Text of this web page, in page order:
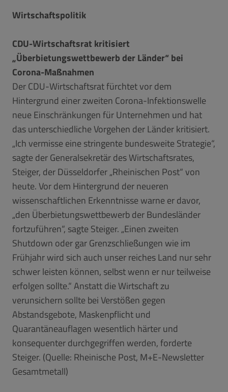
Wirtschaftspolitik
CDU-Wirtschaftsrat kritisiert
„Überbietungswettbewerb der Länder“ bei
Corona-Maßnahmen
Der CDU-Wirtschaftsrat fürchtet vor dem
Hintergrund einer zweiten Corona-Infektionswelle
neue Einschränkungen für Unternehmen und hat
das unterschiedliche Vorgehen der Länder kritisiert.
„Ich vermisse eine stringente bundesweite Strategie“,
sagte der Generalsekretär des Wirtschaftsrates,
Steiger, der Düsseldorfer „Rheinischen Post“ von
heute. Vor dem Hintergrund der neueren
wissenschaftlichen Erkenntnisse warne er davor,
„den Überbietungswettbewerb der Bundesländer
fortzuführen“, sagte Steiger. „Einen zweiten
Shutdown oder gar Grenzschließungen wie im
Frühjahr wird sich auch unser reiches Land nur sehr
schwer leisten können, selbst wenn er nur teilweise
erfolgen sollte.“ Anstatt die Wirtschaft zu
verunsichern sollte bei Verstößen gegen
Abstandsgebote, Maskenpflicht und
Quarantäneauflagen wesentlich härter und
konsequenter durchgegriffen werden, forderte
Steiger. (Quelle: Rheinische Post, M+E-Newsletter
Gesamtmetall)